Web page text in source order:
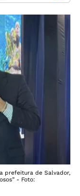
prefeitura de Salvador,
- Foto: